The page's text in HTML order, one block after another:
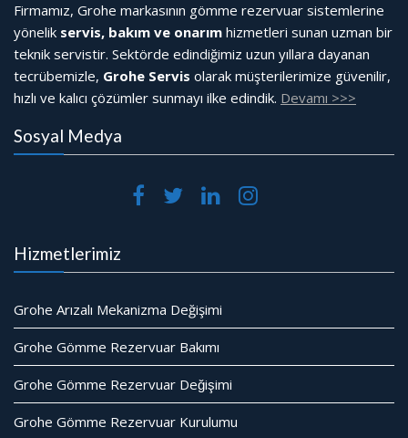
Firmamız, Grohe markasının gömme rezervuar sistemlerine
yönelik servis, bakım ve onarım hizmetleri sunan uzman bir
teknik servistir. Sektörde edindiğimiz uzun yıllara dayanan
tecrübemizle, Grohe Servis olarak müşterilerimize güvenilir,
hızlı ve kalıcı çözümler sunmayı ilke edindik. Devamı >>>
Sosyal Medya
Hizmetlerimiz
Grohe Arızalı Mekanizma Değişimi
Grohe Gömme Rezervuar Bakımı
Grohe Gömme Rezervuar Değişimi
Grohe Gömme Rezervuar Kurulumu